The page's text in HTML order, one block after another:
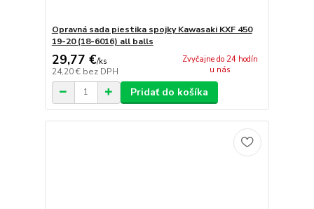
Opravná sada piestika spojky Kawasaki KXF 450
19-20 (18-6016) all balls
29,77 €/ks
24,20 € bez DPH
Zvyčajne do 24 hodín
u nás
Pridať do košíka